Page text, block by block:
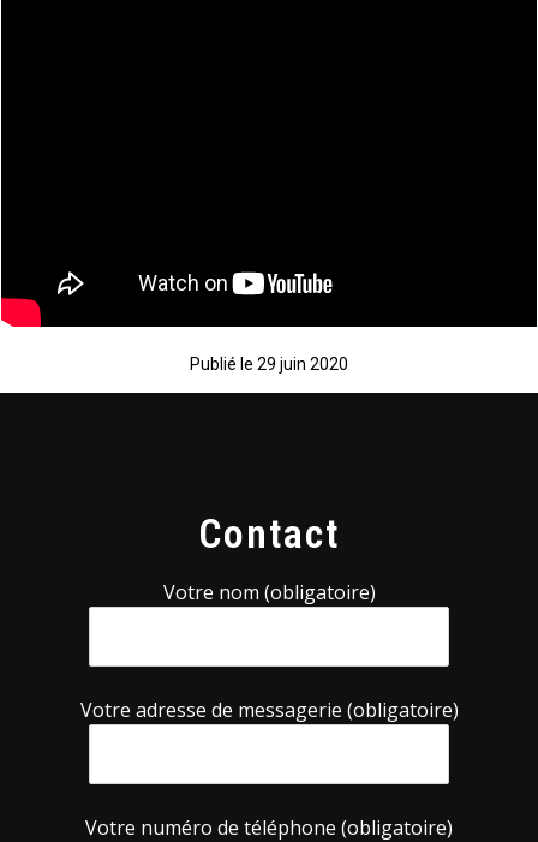
Publié le 29 juin 2020
Contact
Votre nom (obligatoire)
Votre adresse de messagerie (obligatoire)
Votre numéro de téléphone (obligatoire)